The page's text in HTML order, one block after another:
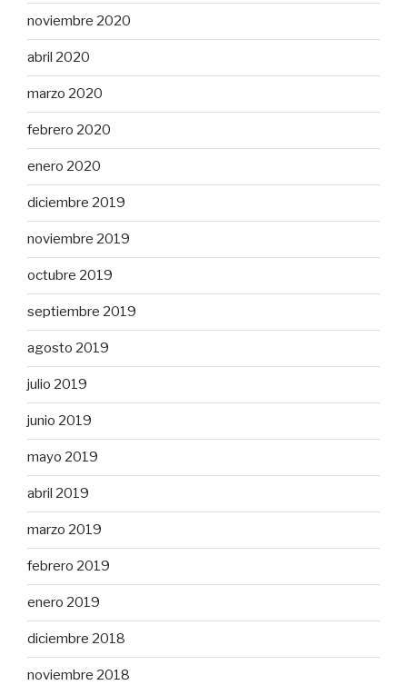
noviembre 2020
abril 2020
marzo 2020
febrero 2020
enero 2020
diciembre 2019
noviembre 2019
octubre 2019
septiembre 2019
agosto 2019
julio 2019
junio 2019
mayo 2019
abril 2019
marzo 2019
febrero 2019
enero 2019
diciembre 2018
noviembre 2018